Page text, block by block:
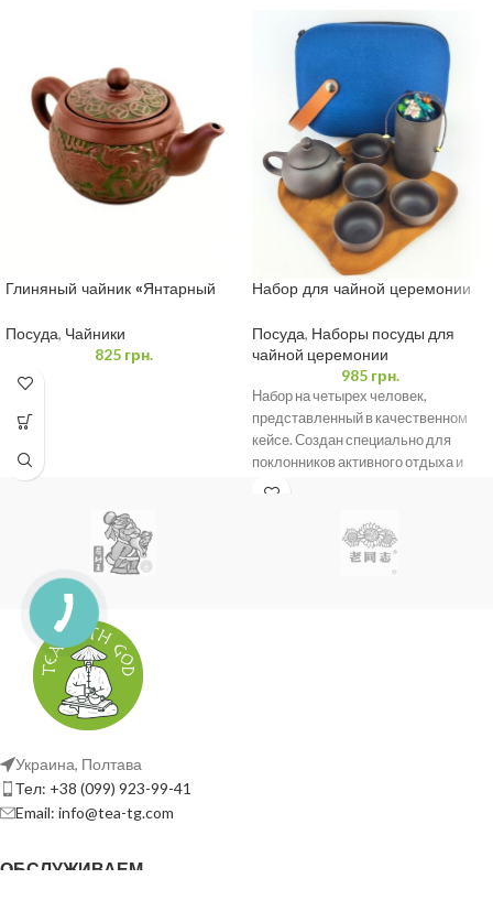
Глиняный чайник «Янтарный
Посуда, Чайники
825грн.
Набор для чайной церемонии
мл и 4 пиалы 35 мл
Посуда, Наборы посуды для
чайной церемонии
985грн.
Набор на четырех человек,
представленный в качественном
кейсе. Создан специально для
поклонников активного отдыха и
настоящих ценителей эстетики.
Украина, Полтава
Тел: +38 (099) 923-99-41
Email: info@tea-tg.com
ОБСЛУЖИВАЕМ